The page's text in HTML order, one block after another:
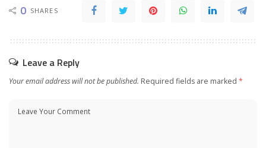
0 SHARES
Leave a Reply
Your email address will not be published. Required fields are marked *